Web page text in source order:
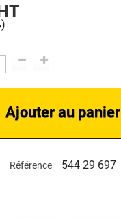
Ajouter au panier
Référence 544 29 697